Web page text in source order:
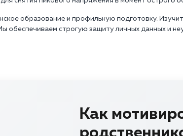
образование и профильную подготовку.
обеспечиваем строгую защиту личных данных и
Как